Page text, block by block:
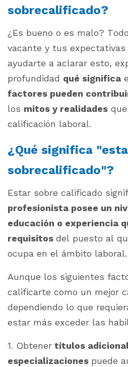
sobrecalificado?
¿Es bueno o es malo?
vacante y tus expectativas
ayudarte a aclarar esto,
profundidad qué significa
factores pueden
los mitos y realidades
calificación laboral.
¿Qué significa
sobrecalificado"?
Estar sobre calificado
profesionista posee un
educación o experiencia
requisitos del puesto al
ocupa en el ámbito laboral.
Aunque los siguientes
calificarte como un mejor
dependiendo lo que
estar más exceder las
1. Obtener títulos
especializaciones puede